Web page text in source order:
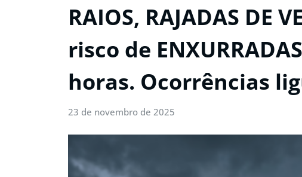
RAIOS, RAJADAS DE
risco de
horas. Ocorrências
23 de novembro de 2025